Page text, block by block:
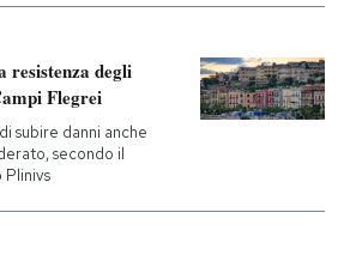
resistenza degli
Flegrei
subire danni anche
secondo il
Plinivs